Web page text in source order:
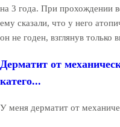
на 3 года. При прохождении
ему сказали, что у него
он не годен, взглянув только
Дерматит от
катего...
У меня дерматит от